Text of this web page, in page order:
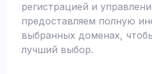
регистрацией и
предоставляем полную
выбранных доменах,
лучший выбор.